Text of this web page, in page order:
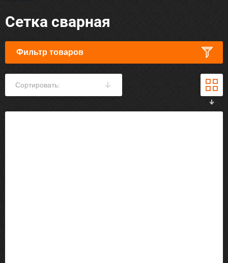
Сетка сварная
Фильтр товаров
Сортировать: